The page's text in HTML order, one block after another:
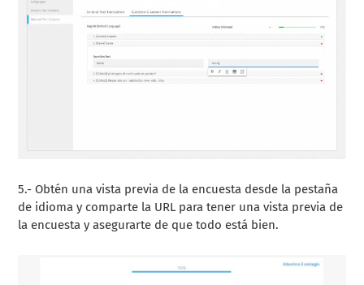
5.- Obtén una vista previa de la encuesta desde la pestaña
de idioma y comparte la URL para tener una vista previa de
la encuesta y asegurarte de que todo está bien.